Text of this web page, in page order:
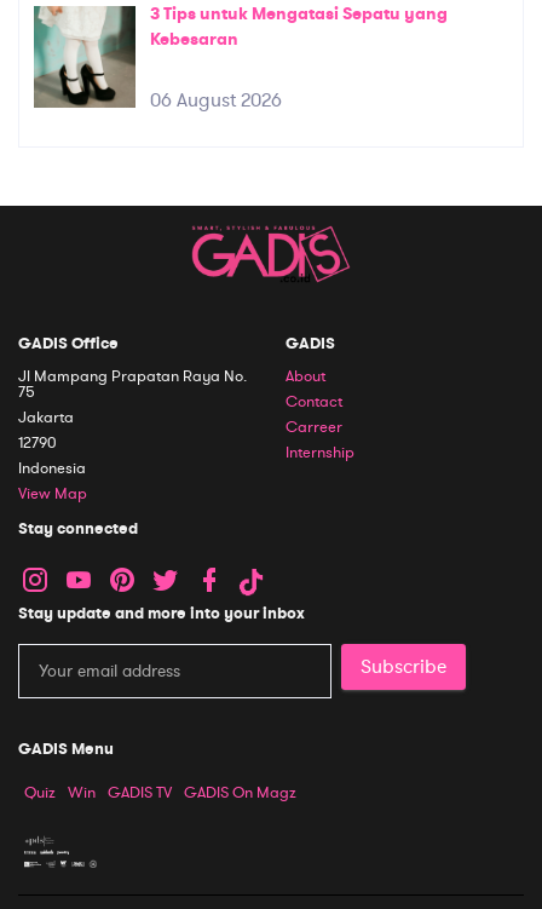
3 Tips untuk Mengatasi Sepatu yang
Kebesaran
06 August 2026
GADIS Office
Jl Mampang Prapatan Raya No.
75
Jakarta
12790
Indonesia
View Map
GADIS
About
Contact
Carreer
Internship
Stay connected
Stay update and more into your inbox
Subscribe
GADIS Menu
Quiz Win GADIS TV GADIS On Magz